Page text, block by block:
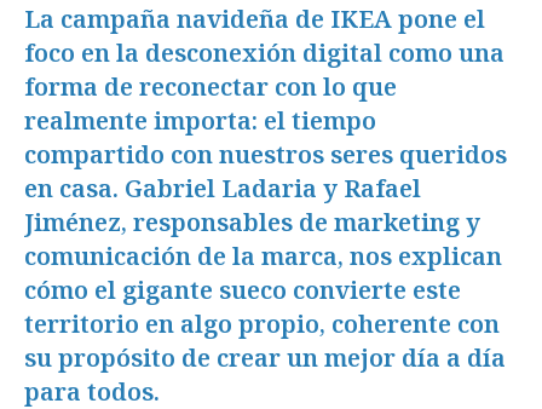
La campaña navideña de IKEA pone el
foco en la desconexión digital como una
forma de reconectar con lo que
realmente importa: el tiempo
compartido con nuestros seres queridos
en casa. Gabriel Ladaria y Rafael
Jiménez, responsables de marketing y
comunicación de la marca, nos explican
cómo el gigante sueco convierte este
territorio en algo propio, coherente con
su propósito de crear un mejor día a día
para todos.